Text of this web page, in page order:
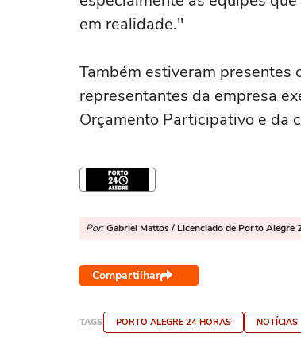
em realidade."
Também estiveram presentes
representantes da empresa
Orçamento Participativo e da
Por: Gabriel Mattos / Licenciado de Porto Alegre
Compartilhar
TAGS PORTO ALEGRE 24 HORAS NOTÍCIAS